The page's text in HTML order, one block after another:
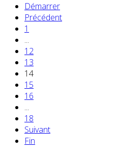
Démarrer
Précédent
1
...
12
13
14
15
16
...
18
Suivant
Fin